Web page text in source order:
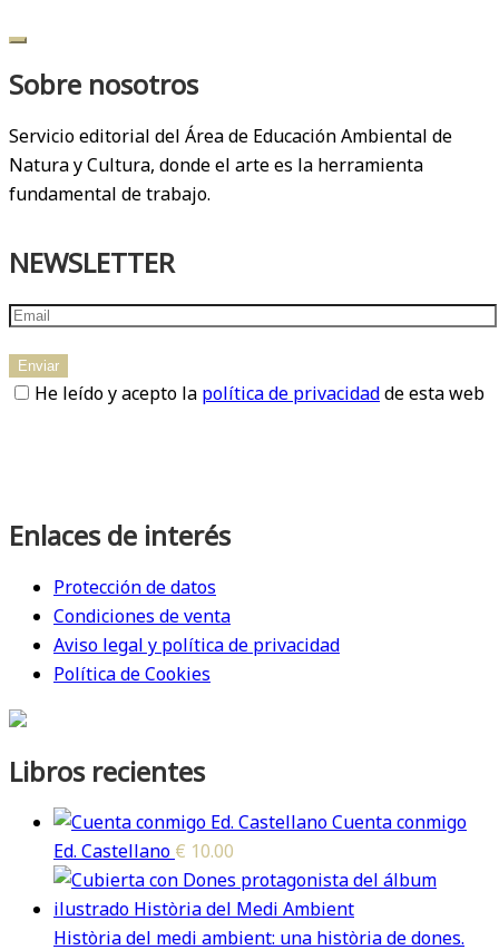
Sobre nosotros
Servicio editorial del Área de Educación Ambiental de
Natura y Cultura, donde el arte es la herramienta
fundamental de trabajo.
NEWSLETTER
He leído y acepto la política de privacidadde esta web
Enlaces de interés
Protección de datos
Condiciones de venta
Aviso legal y política de privacidad
Política de Cookies
Libros recientes
Cuenta conmigo
Ed. Castellano € 10.00
Història del medi ambient: una història de dones.